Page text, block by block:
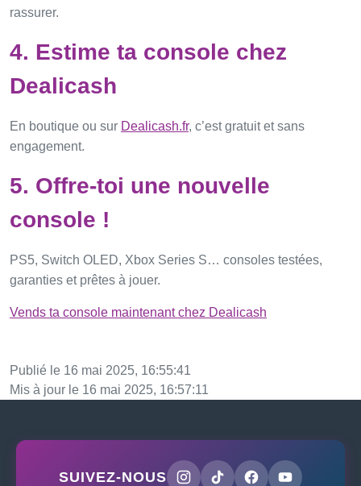
rassurer.
4. Estime ta console chez
Dealicash
En boutique ou sur Deal icash.fr, c’est gratuit et sans
engagement.
5. Offre-toi une nouvelle
console !
PS5, Switch OLED, Xbox Series S… consoles testées,
garanties et prêtes à jouer.
Vends ta console maintenant chez Deal icash
Publié le 16 mai 2025, 16:55:41
Mis à jour le 16 mai 2025, 16:57:11
SUIVEZ-NOUS